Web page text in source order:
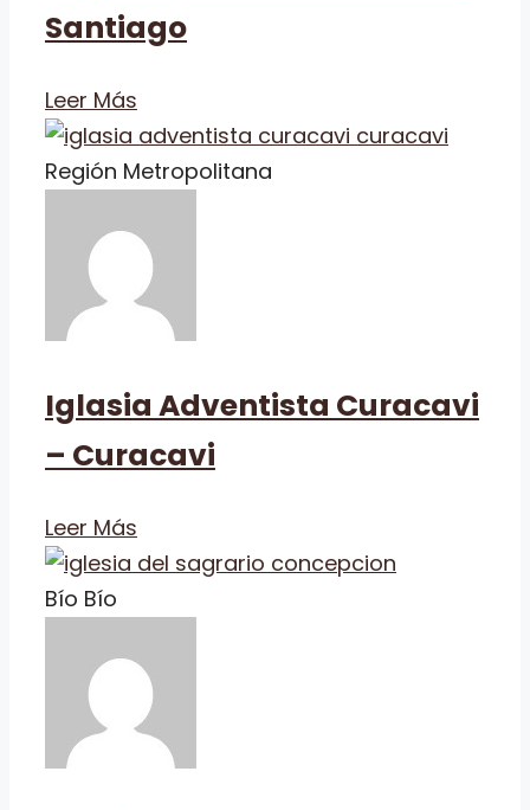
Santiago
Leer Más
Región Metropolitana
Iglasia Adventista Curacavi
– Curacavi
Leer Más
Bío Bío